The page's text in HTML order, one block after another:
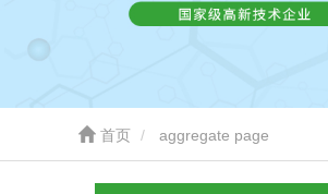
首页 aggregate page